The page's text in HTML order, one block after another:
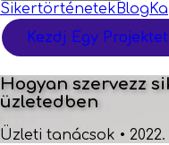
Sikertörténetek Blog
Kezdj Egy Projektet
Hogyan szervezz
üzletedben
Üzleti tanácsok •